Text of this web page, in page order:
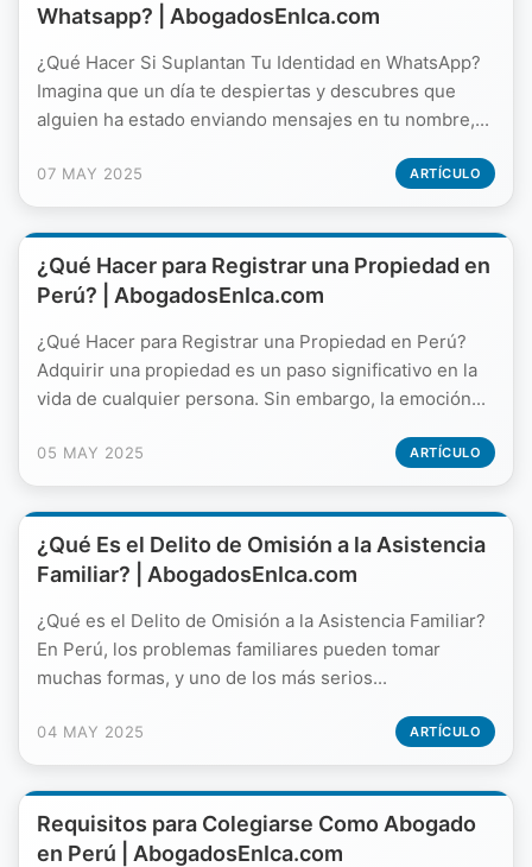
Whatsapp? | AbogadosEnIca.com
¿Qué Hacer Si Suplantan Tu Identidad en WhatsApp?
Imagina que un día te despiertas y descubres que
alguien ha estado enviando mensajes en tu nombre,...
07 MAY 2025 ARTÍCULO
¿Qué Hacer para Registrar una Propiedad en
Perú? | AbogadosEnIca.com
¿Qué Hacer para Registrar una Propiedad en Perú?
Adquirir una propiedad es un paso significativo en la
vida de cualquier persona. Sin embargo, la emoción...
05 MAY 2025 ARTÍCULO
¿Qué Es el Delito de Omisión a la Asistencia
Familiar? | AbogadosEnIca.com
¿Qué es el Delito de Omisión a la Asistencia Familiar?
En Perú, los problemas familiares pueden tomar
muchas formas, y uno de los más serios...
04 MAY 2025 ARTÍCULO
Requisitos para Colegiarse Como Abogado
en Perú | AbogadosEnIca.com